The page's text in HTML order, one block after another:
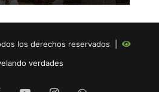
los derechos reservados |
verdades